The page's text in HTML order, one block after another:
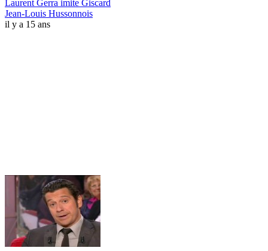
Laurent Gerra imite Giscard
Jean-Louis Hussonnois
il y a 15 ans